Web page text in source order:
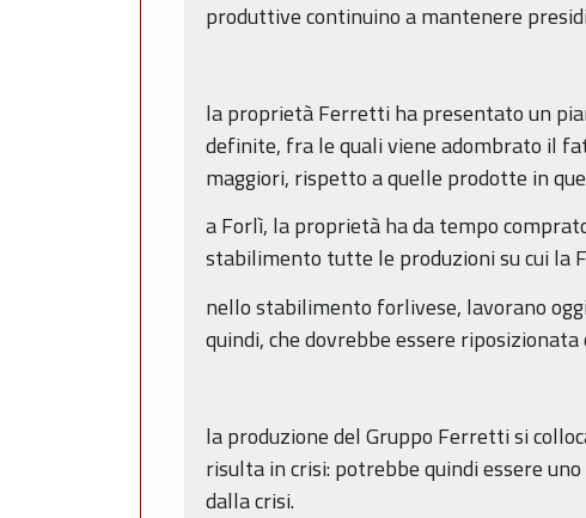
produttive continuino a mantenere
la proprietà Ferretti ha presentato un
definite, fra le quali viene adombrato il
maggiori, rispetto a quelle prodotte in
a Forlì, la proprietà ha da tempo
stabilimento tutte le produzioni su cui la
nello stabilimento forlivese, lavorano
quindi, che dovrebbe essere
la produzione del Gruppo Ferretti si
risulta in crisi: potrebbe quindi essere
dalla crisi.